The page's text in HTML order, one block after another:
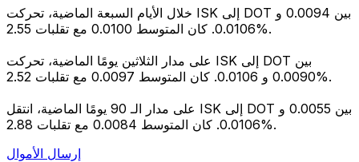
خلال الأيام السبعة الماضية، تحركت ISK إلى DOT بين 0.0094 و
0.0106. كان المتوسط 0.0100 مع تقلبات 2.55%.
على مدار الثلاثين يومًا الماضية، تحركت ISK إلى DOT بين
0.0090 و 0.0106. كان المتوسط 0.0097 مع تقلبات 2.52%.
على مدار الـ 90 يومًا الماضية، انتقل ISK إلى DOT بين 0.0055 و
0.0106. كان المتوسط 0.0084 مع تقلبات 2.88%.
إرسال الأموال